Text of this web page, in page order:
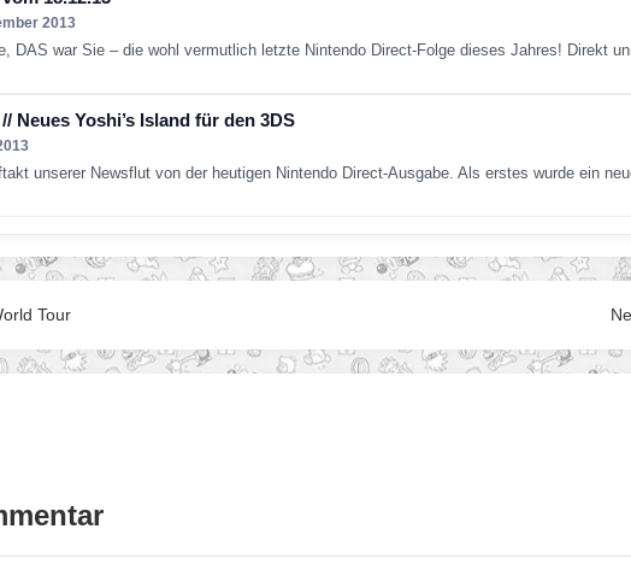
2013
DAS war Sie – die wohl vermutlich letzte Nintendo Direct-Folge dieses Jahres! Direkt
Neues Yoshi’s Island für den 3DS
unserer Newsflut von der heutigen Nintendo Direct-Ausgabe. Als erstes wurde ein
Tour